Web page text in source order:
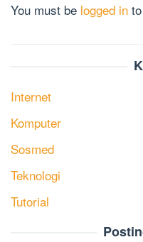
You must be logged in
Internet
Komputer
Sosmed
Teknologi
Tutorial